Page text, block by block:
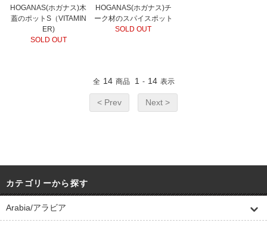
HOGANAS(ホガナス)木
蓋のポットS（VITAMIN
ER)
SOLD OUT
HOGANAS(ホガナス)チ
ーク材のスパイスポット
SOLD OUT
全 14 商品 1 - 14 表示
< Prev Next >
カテゴリーから探す
Arabia/アラビア